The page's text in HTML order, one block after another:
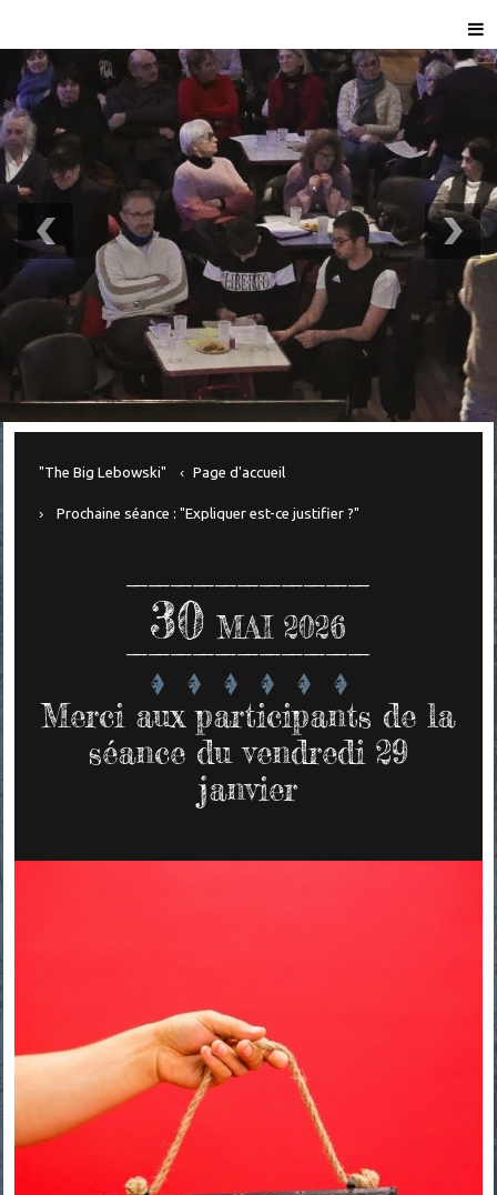
"The Big Lebowski" Page d'accueil
Prochaine séance : "Expliquer est-ce justifier ?"
30 MAI 2026
Merci aux participants de la
séance du vendredi 29
janvier